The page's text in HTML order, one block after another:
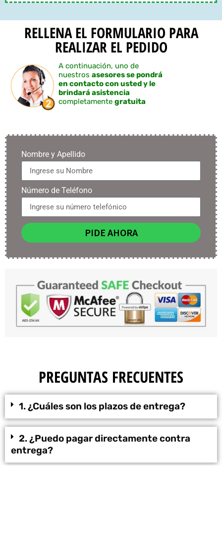
RELLENA EL FORMULARIO PARA
REALIZAR EL PEDIDO
A continuación, uno de
nuestros asesores se pondrá
en contacto con usted y le
brindará asistencia
completamente gratuita
Nombre y Apellido
Número de Teléfono
PIDE AHORA
PREGUNTAS FRECUENTES
1. ¿Cuáles son los plazos de entrega?
2. ¿Puedo pagar directamente contra
entrega?